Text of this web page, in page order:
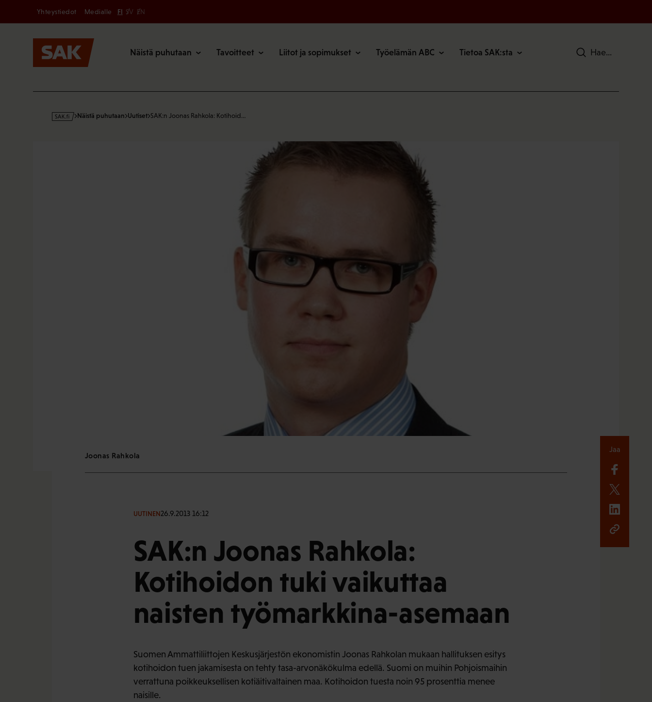
Secondary
Yhteystiedot Medialle FI SV EN
Näistä puhutaan Tavoitteet Liitot ja sopimukset Työelämän ABC Tietoa SAK:sta Hae
s
Näistä puhutaan Uutiset SAK:n Joonas Rahkola: Kotihoid…
Joonas Rahkola
UUTINEN26.9.2013 16:12
SAK:n Joonas Rahkola:
Kotihoidon tuki vaikuttaa
naisten työmarkkina-asemaan
Suomen Ammattiliittojen Keskusjärjestön ekonomistin Joonas Rahkolan mukaan hallituksen esitys
kotihoidon tuen jakamisesta on tehty tasa-arvonäkökulma edellä. Suomi on muihin Pohjoismaihin
verrattuna poikkeuksellisen kotiäitivaltainen maa. Kotihoidon tuesta noin 95 prosenttia menee
naisille.
Jaa